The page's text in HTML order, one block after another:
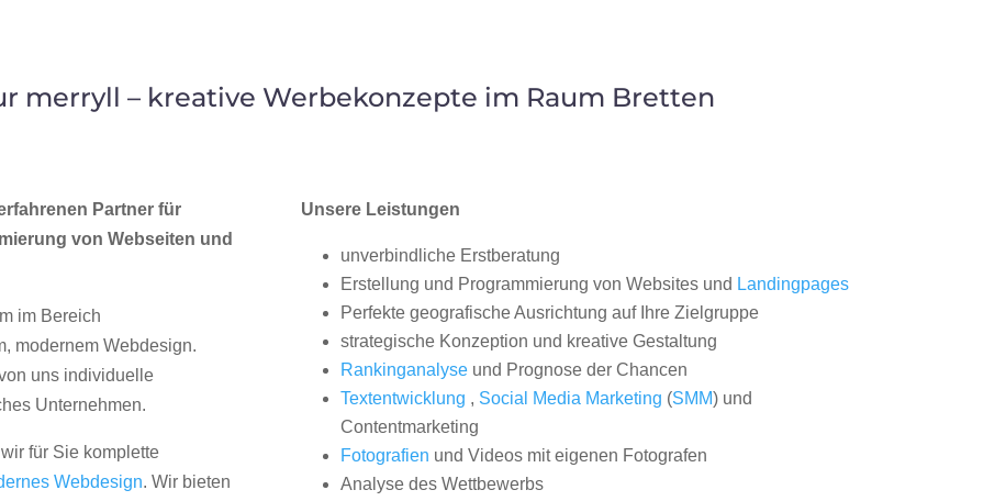
merryll – kreative Werbekonzepte im Raum Bretten
Partner für
von Webseiten und
im Bereich
modernem Webdesign.
uns individuelle
Unternehmen.
für Sie komplette
Webdesign. Wir bieten
Unsere Leistungen
unverbindliche Erstberatung
Erstellung und Programmierung von Websites und Landingpages
Perfekte geografische Ausrichtung auf Ihre Zielgruppe
strategische Konzeption und kreative Gestaltung
Rankinganalyseund Prognose der Chancen
Textentwicklung , Social Media Marketing (SMM) und
Contentmarketing
Fotografien und Videos mit eigenen Fotografen
Analyse des Wettbewerbs